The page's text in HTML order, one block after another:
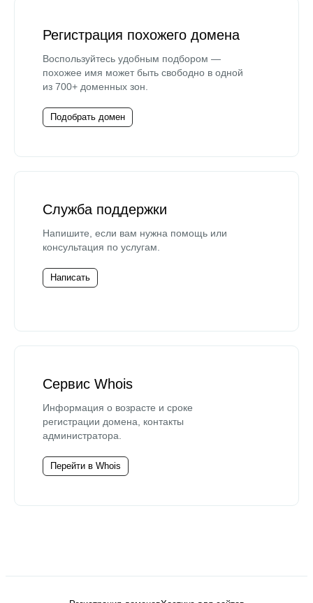
Регистрация похожего домена
Воспользуйтесь удобным подбором —
похожее имя может быть свободно в одной
из 700+ доменных зон.
Подобрать домен
Служба поддержки
Напишите, если вам нужна помощь или
консультация по услугам.
Написать
Сервис Whois
Информация о возрасте и сроке
регистрации домена, контакты
администратора.
Перейти в Whois